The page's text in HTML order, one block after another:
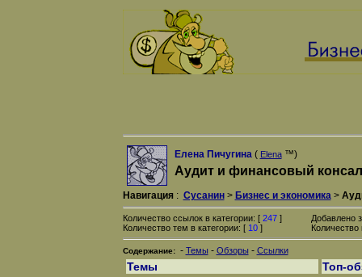
Елена Пичугина( Elena™)
Аудит и финансовый
Навигация: Сусанин> Бизнес и экономика>
Количество ссылок в категории: [ 247]
Количество тем в категории: [ 10]
Добавлено
Содержание: - Темы - Обзоры - Ссылки
Темы
Топ-